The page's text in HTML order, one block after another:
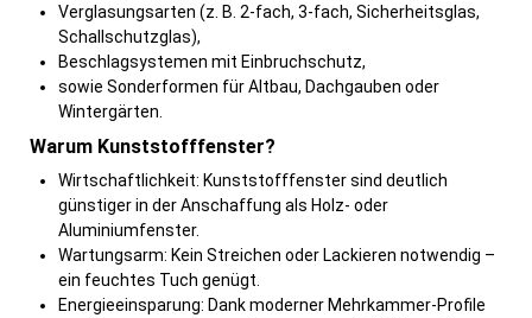
Verglasungsarten (z. B. 2-fach, 3-fach, Sicherheitsglas,
Schallschutzglas),
Beschlagsystemen mit Einbruchschutz,
sowie Sonderformen für Altbau, Dachgauben oder
Wintergärten.
Warum Kunststofffenster?
Wirtschaftlichkeit: Kunststofffenster sind deutlich
günstiger in der Anschaffung als Holz- oder
Aluminiumfenster.
Wartungsarm: Kein Streichen oder Lackieren notwendig –
ein feuchtes Tuch genügt.
Energieeinsparung: Dank moderner Mehrkammer-Profile